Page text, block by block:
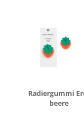
Ra­dier­gum­mi
bee­re